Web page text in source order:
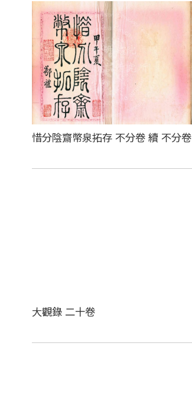
惜分陰齋幣泉拓存 不分卷 續 不分卷
大觀錄 二十卷